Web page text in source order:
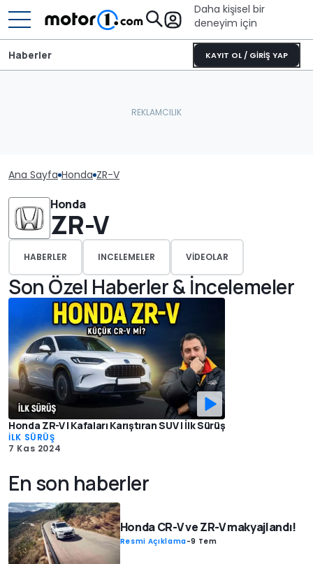
Daha kişisel bir
deneyim için
KAYIT OL / GİRİŞ YAP
Haberler
Ana Sayfa Honda ZR-V
Honda
ZR-V
HABERLER INCELEMELER VIDEOLAR
Son Özel Haberler & İncelemeler
Honda ZR-V | Kafaları Karıştıran SUV | İlk Sürüş
İLK SÜRÜŞ
7 Kas 2024
En son haberler
Honda CR-V ve ZR-V makyajlandı!
Resmi Açıklama-9 Tem